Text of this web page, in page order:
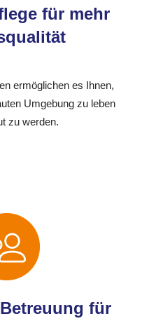
für mehr
ermöglichen es Ihnen,
Umgebung zu leben
zu werden.
für